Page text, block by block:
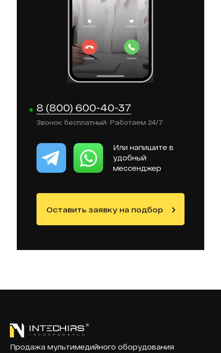
8 (800) 600-40-37
Звонок бесплатный. Работаем 24/7
Или напишите в
удобный
мессенджер
Оставить заявку на подбор
Продажа мультимедийного оборудования